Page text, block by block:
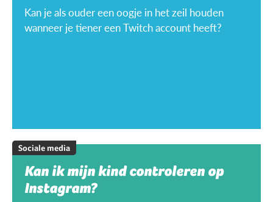
Kan je als ouder een oogje in het zeil houden
wanneer je tiener een Twitch account heeft?
Sociale media
Kan ik mijn kind controleren op
Instagram?